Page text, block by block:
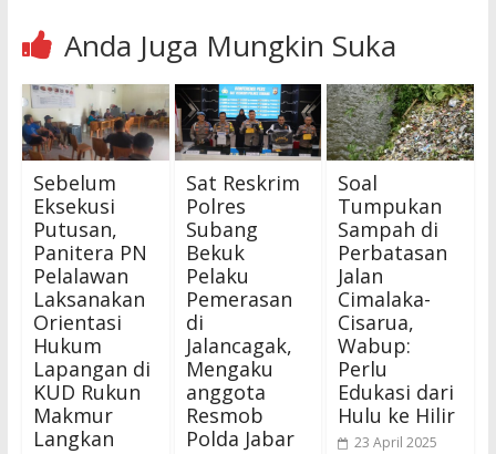
Anda Juga Mungkin Suka
Sebelum
Eksekusi
Putusan,
Panitera PN
Pelalawan
Laksanakan
Orientasi
Hukum
Lapangan di
KUD Rukun
Makmur
Langkan
Sat Reskrim
Polres
Subang
Bekuk
Pelaku
Pemerasan
di
Jalancagak,
Mengaku
anggota
Resmob
Polda Jabar
Soal
Tumpukan
Sampah di
Perbatasan
Jalan
Cimalaka-
Cisarua,
Wabup:
Perlu
Edukasi dari
Hulu ke Hilir
23 April 2025